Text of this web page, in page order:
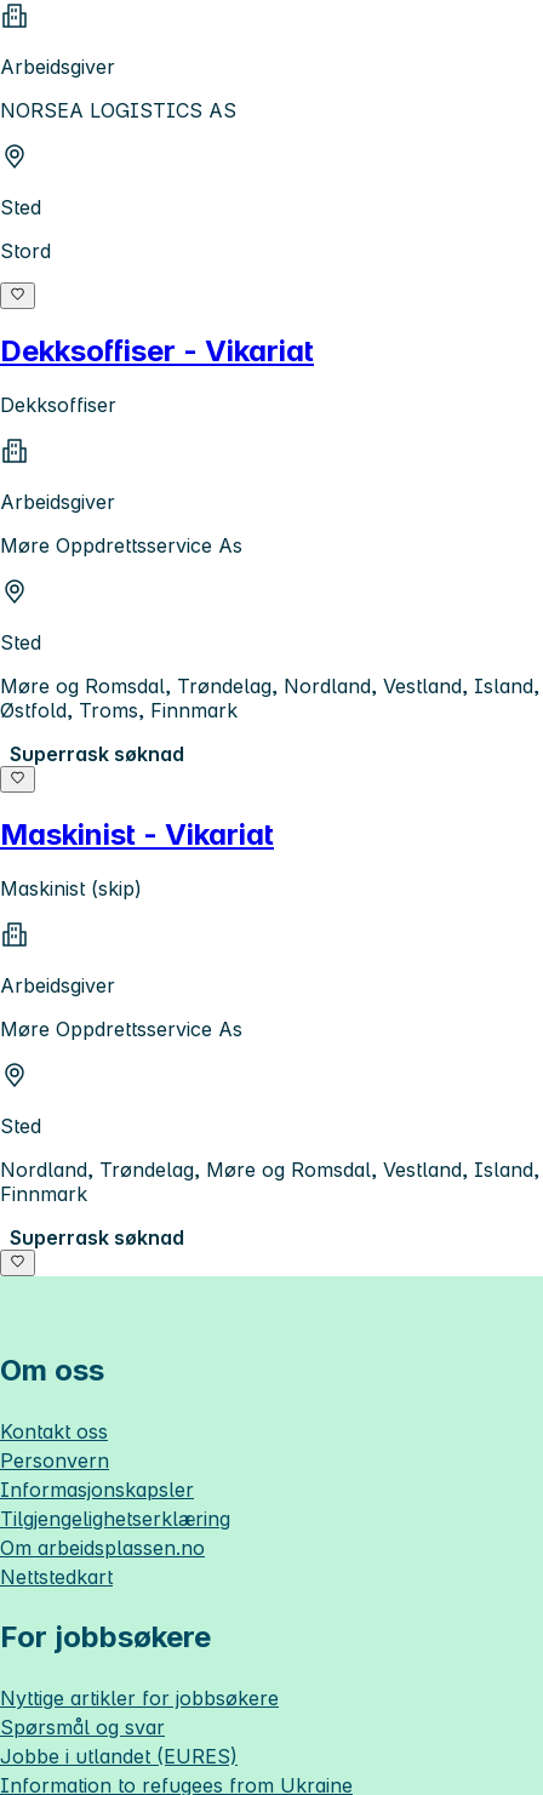
Arbeidsgiver
NORSEA LOGISTICS AS
Sted
Stord
Dekksoffiser - Vikariat
Dekksoffiser
Arbeidsgiver
Møre Oppdrettsservice As
Sted
Møre og Romsdal, Trøndelag, Nordland, Vestland, Island,
Østfold, Troms, Finnmark
Superrask søknad
Maskinist - Vikariat
Maskinist (skip)
Arbeidsgiver
Møre Oppdrettsservice As
Sted
Nordland, Trøndelag, Møre og Romsdal, Vestland, Island,
Finnmark
Superrask søknad
Om oss
Kontakt oss
Personvern
Informasjonskapsler
Tilgjengelighetserklæring
Om arbeidsplassen.no
Nettstedkart
For jobbsøkere
Nyttige artikler for jobbsøkere
Spørsmål og svar
Jobbe i utlandet (EURES)
Information to refugees from Ukraine